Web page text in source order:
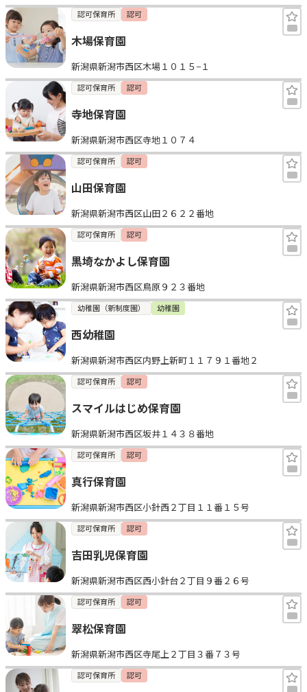
認可保育所 認可
木場保育園
新潟県新潟市西区木場１０１５−１
認可保育所 認可
寺地保育園
新潟県新潟市西区寺地１０７４
認可保育所 認可
山田保育園
新潟県新潟市西区山田２６２２番地
認可保育所 認可
黒埼なかよし保育園
新潟県新潟市西区鳥原９２３番地
幼稚園（新制度園） 幼稚園
西幼稚園
新潟県新潟市西区内野上新町１１７９１番地２
認可保育所 認可
スマイルはじめ保育園
新潟県新潟市西区坂井１４３８番地
認可保育所 認可
真行保育園
新潟県新潟市西区小針西２丁目１１番１５号
認可保育所 認可
吉田乳児保育園
新潟県新潟市西区西小針台２丁目９番２６号
認可保育所 認可
翠松保育園
新潟県新潟市西区寺尾上２丁目３番７３号
認可保育所 認可